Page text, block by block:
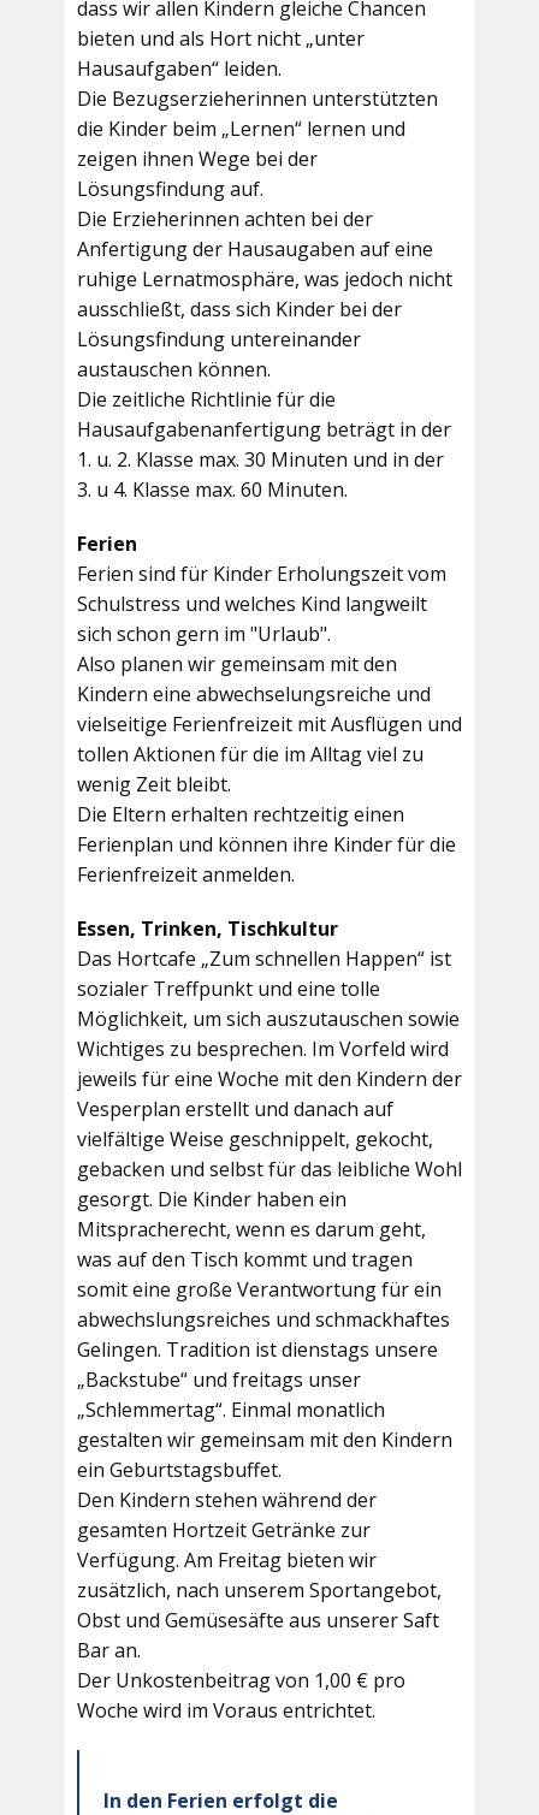
dass wir allen Kindern gleiche Chancen
bieten und als Hort nicht „unter
Hausaufgaben“ leiden.
Die Bezugserzieherinnen unterstützten
die Kinder beim „Lernen“ lernen und
zeigen ihnen Wege bei der
Lösungsfindung auf.
Die Erzieherinnen achten bei der
Anfertigung der Hausaugaben auf eine
ruhige Lernatmosphäre, was jedoch nicht
ausschließt, dass sich Kinder bei der
Lösungsfindung untereinander
austauschen können.
Die zeitliche Richtlinie für die
Hausaufgabenanfertigung beträgt in der
1. u. 2. Klasse max. 30 Minuten und in der
3. u 4. Klasse max. 60 Minuten.
Ferien
Ferien sind für Kinder Erholungszeit vom
Schulstress und welches Kind langweilt
sich schon gern im "Urlaub".
Also planen wir gemeinsam mit den
Kindern eine abwechselungsreiche und
vielseitige Ferienfreizeit mit Ausflügen und
tollen Aktionen für die im Alltag viel zu
wenig Zeit bleibt.
Die Eltern erhalten rechtzeitig einen
Ferienplan und können ihre Kinder für die
Ferienfreizeit anmelden.
Essen, Trinken, Tischkultur
Das Hortcafe „Zum schnellen Happen“ ist
sozialer Treffpunkt und eine tolle
Möglichkeit, um sich auszutauschen sowie
Wichtiges zu besprechen. Im Vorfeld wird
jeweils für eine Woche mit den Kindern der
Vesperplan erstellt und danach auf
vielfältige Weise geschnippelt, gekocht,
gebacken und selbst für das leibliche Wohl
gesorgt. Die Kinder haben ein
Mitspracherecht, wenn es darum geht,
was auf den Tisch kommt und tragen
somit eine große Verantwortung für ein
abwechslungsreiches und schmackhaftes
Gelingen. Tradition ist dienstags unsere
„Backstube“ und freitags unser
„Schlemmertag“. Einmal monatlich
gestalten wir gemeinsam mit den Kindern
ein Geburtstagsbuffet.
Den Kindern stehen während der
gesamten Hortzeit Getränke zur
Verfügung. Am Freitag bieten wir
zusätzlich, nach unserem Sportangebot,
Obst und Gemüsesäfte aus unserer Saft
Bar an.
Der Unkostenbeitrag von 1,00 € pro
Woche wird im Voraus entrichtet.
In den Ferien erfolgt die